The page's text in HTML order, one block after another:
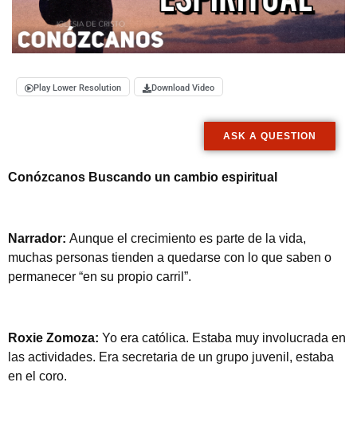
Play Lower Resolution Download Video
ASK A QUESTION
Conózcanos Buscando un cambio espiritual
Narrador: Aunque el crecimiento es parte de la vida,
muchas personas tienden a quedarse con lo que saben o
permanecer “en su propio carril”.
Roxie Zomoza: Yo era católica. Estaba muy involucrada en
las actividades. Era secretaria de un grupo juvenil, estaba
en el coro.